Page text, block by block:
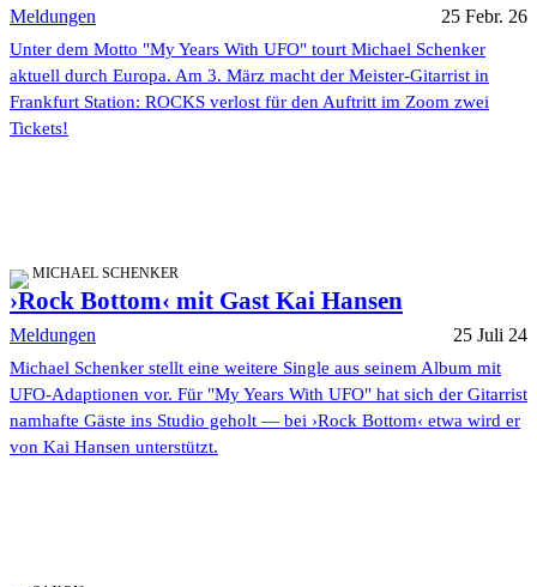
Meldungen 25 Febr. 26
Unter dem Motto "My Years With UFO" tourt Michael Schenker
aktuell durch Europa. Am 3. März macht der Meister-Gitarrist in
Frankfurt Station: ROCKS verlost für den Auftritt im Zoom zwei
Tickets!
MICHAEL SCHENKER
›Rock Bottom‹ mit Gast Kai Hansen
Meldungen 25 Juli 24
Michael Schenker stellt eine weitere Single aus seinem Album mit
UFO-Adaptionen vor. Für "My Years With UFO" hat sich der Gitarrist
namhafte Gäste ins Studio geholt — bei ›Rock Bottom‹ etwa wird er
von Kai Hansen unterstützt.